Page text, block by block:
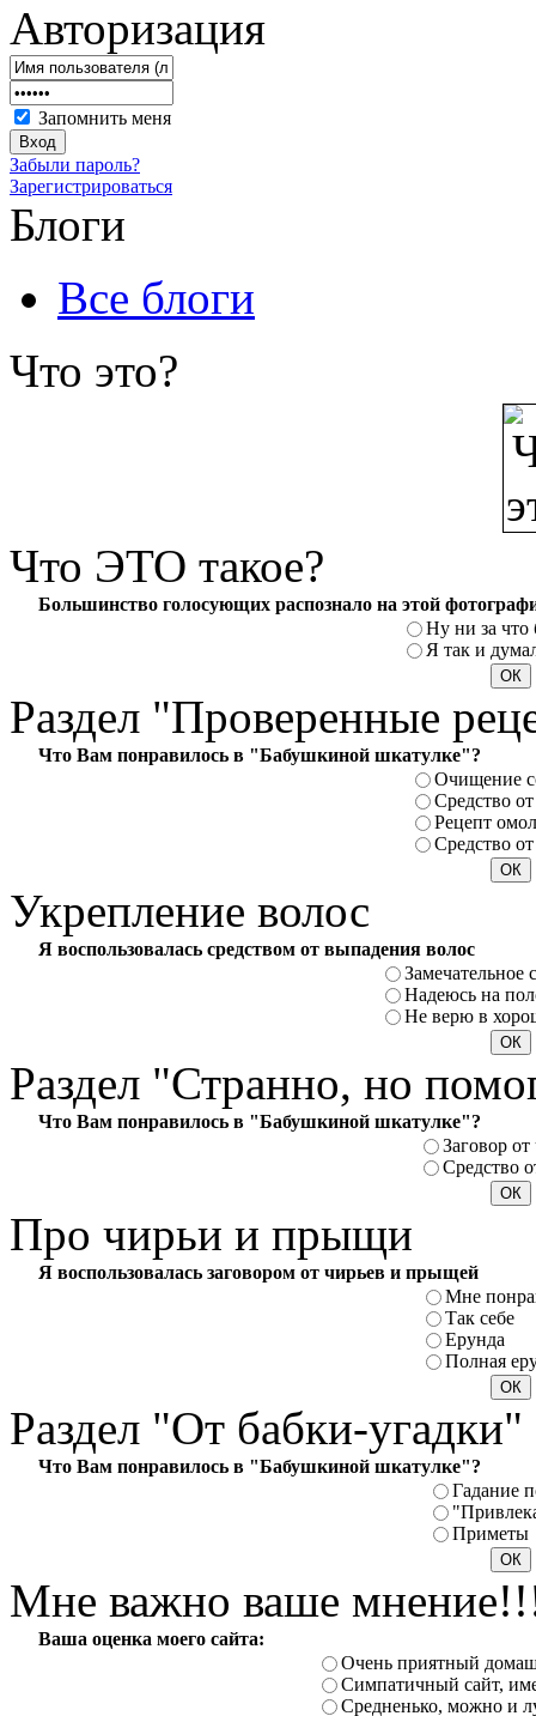
Авторизация
Запомнить меня
Забыли пароль?
Зарегистрироваться
Блоги
Все блоги
Что это?
Что ЭТО такое?
Большинство голосующих распознало на этой
Ну ни за что
Я так и
Раздел "Проверенные
Что Вам понравилось в "Бабушкиной шкатулке"?
Очищение
Средство
Рецепт
Средство
Укрепление волос
Я воспользовалась средством от выпадения волос
Замечательное
Надеюсь на
Не верю в
Раздел "Странно, но
Что Вам понравилось в "Бабушкиной шкатулке"?
Заговор
Средство
Про чирьи и прыщи
Я воспользовалась заговором от чирьев и прыщей
Мне
Так себе
Ерунда
Полная
Раздел "От бабки-угадки"
Что Вам понравилось в "Бабушкиной шкатулке"?
Гадание
Приметы
Мне важно ваше
Ваша оценка моего сайта:
Очень приятный
Симпатичный сайт,
Средненько, можно и